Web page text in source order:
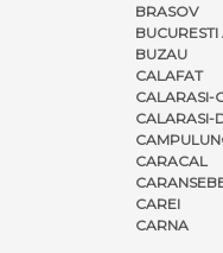
BRASOV
BUZAU
CALAFAT
CALARASI-
CALARASI-
CARACAL
CAREI
CARNA